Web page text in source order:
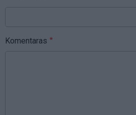
Komentaras